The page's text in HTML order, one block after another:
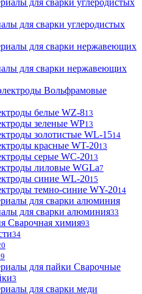
для сварки углеродистых
для сварки нержавеющих
Вольфрамовые
белые WZ-813
зеленые WP13
золотистые WL-1514
красные WT-2013
серые WC-2013
лиловые WGLa7
синие WL-2015
темно-синие WY-2014
для сварки алюминия33
Сварочная химия93
34
Сварочные
3